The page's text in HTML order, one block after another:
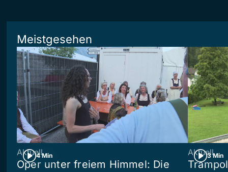
Meistgesehen
4 Min
Aktuell
Oper unter freiem Himmel: Die
3 Min
Aktuell